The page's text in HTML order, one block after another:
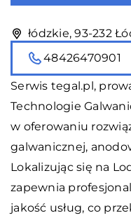
łódzkie, 93-232
48426470901
Serwis tegal.pl,
Technologie
w oferowaniu
galwanicznej,
Lokalizując się na
zapewnia
jakość usług, co